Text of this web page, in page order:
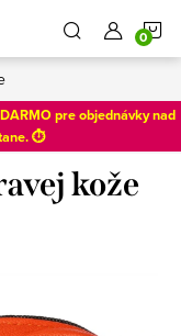
pre objednávky nad
⏱️
kože